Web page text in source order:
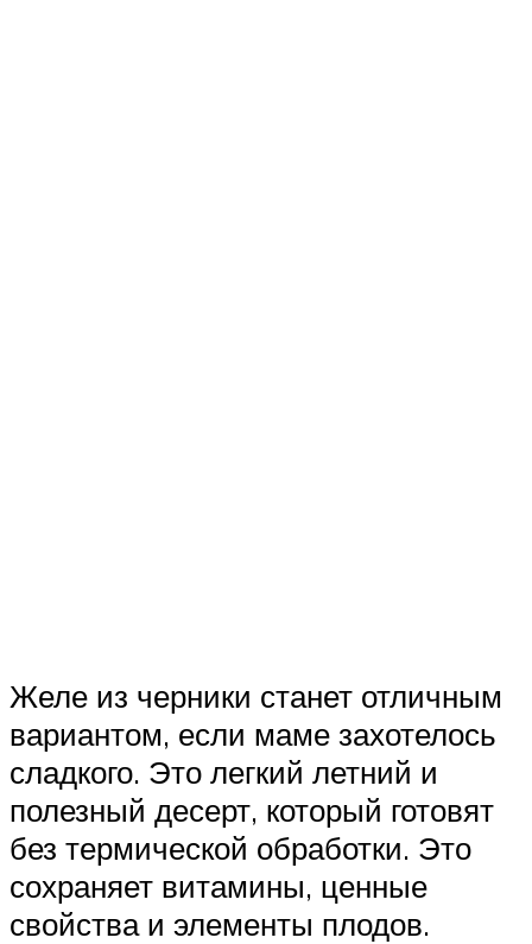
Желе из черники станет отличным
вариантом, если маме захотелось
сладкого. Это легкий летний и
полезный десерт, который готовят
без термической обработки. Это
сохраняет витамины, ценные
свойства и элементы плодов.